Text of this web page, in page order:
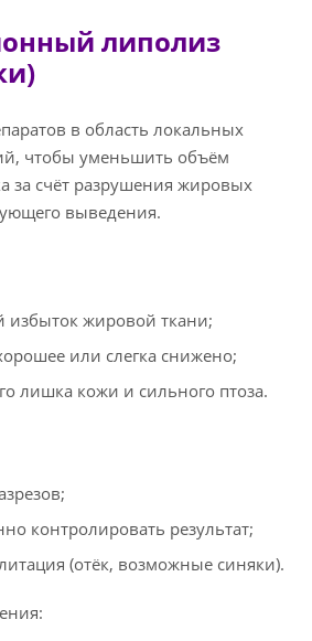
липолиз
в область локальных
чтобы уменьшить объём
за счёт разрушения жировых
выведения.
избыток жировой ткани;
или слегка снижено;
лишка кожи и сильного птоза.
контролировать результат;
(отёк, возможные синяки).